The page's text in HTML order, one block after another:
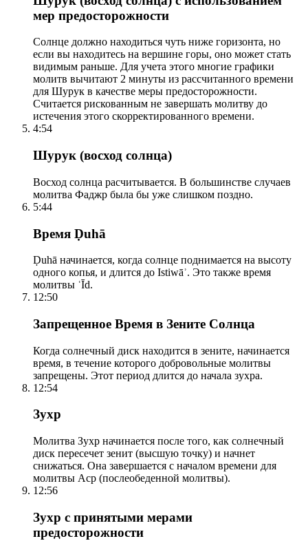
мер предосторожности
Солнце должно находиться чуть ниже горизонта, но
если вы находитесь на вершине горы, оно может стать
видимым раньше. Для учета этого многие графики
молитв вычитают 2 минуты из рассчитанного времени
для Шурук в качестве меры предосторожности.
Считается рискованным не завершать молитву до
истечения этого скорректированного времени.
4:54
Шурук (восход солнца)
Восход солнца расчитывается. В большинстве случаев
молитва Фаджр была бы уже слишком поздно.
5:44
Время Ḍuhā
Ḍuhā начинается, когда солнце поднимается на высоту
одного копья, и длится до Istiwāʾ. Это также время
молитвы ʿĪd.
12:50
Запрещенное Время в Зените Солнца
Когда солнечный диск находится в зените, начинается
время, в течение которого добровольные молитвы
запрещены. Этот период длится до начала зухра.
12:54
Зухр
Молитва Зухр начинается после того, как солнечный
диск пересечет зенит (высшую точку) и начнет
снижаться. Она завершается с началом времени для
молитвы Аср (послеобеденной молитвы).
12:56
Зухр с принятыми мерами
предосторожности